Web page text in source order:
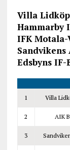
Villa
Hammarby
IFK Motala-
Edsbyns
1 Villa
2 AIK
3